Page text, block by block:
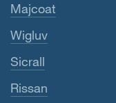
Majcoat
Wigluv
Sicrall
Rissan